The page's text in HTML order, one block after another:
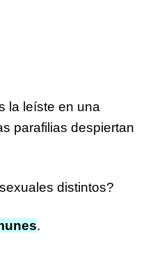
la leíste en una
parafilias despiertan
distintos?
.